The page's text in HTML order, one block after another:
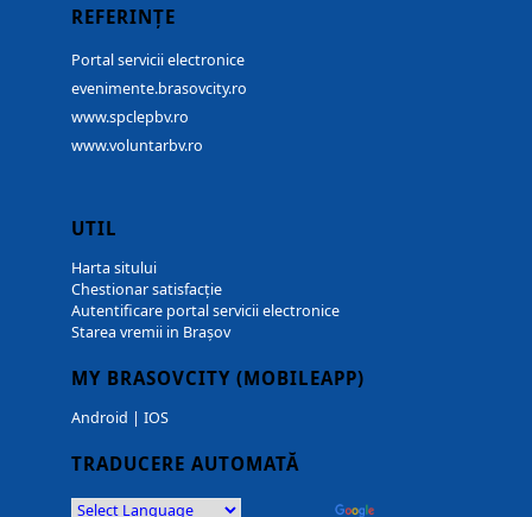
REFERINȚE
Portal servicii electronice
evenimente.brasovcity.ro
www.spclepbv.ro
www.voluntarbv.ro
UTIL
Harta sitului
Chestionar satisfacție
Autentificare portal servicii electronice
Starea vremii in Brașov
MY BRASOVCITY (MOBILEAPP)
Android | IOS
TRADUCERE AUTOMATĂ